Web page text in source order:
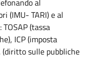
al
(IMU- TARI) e al
(tassa
ICP (imposta
(diritto sulle pubbliche